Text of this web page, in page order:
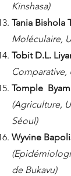
Kinshasa)
Tania Bishola
Moléculaire,
Tobit D.L.
Comparative,
Tomple
(Agriculture,
Séoul)
Wyvine
de Bukavu)